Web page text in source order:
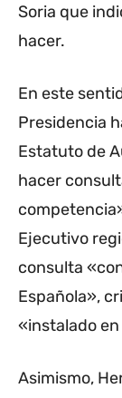
Soria que
hacer.
En este
Presidencia
Estatuto de
hacer
Ejecutivo
consulta
Española»,
«instalado
Asimismo,